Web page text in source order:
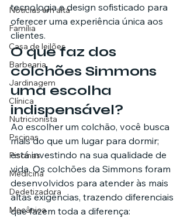
Noticias em alta
Família
Casa de leilões
Barbearia
Jardinagem
Clínica
Nutricionista
Pscinas
Piscinas
Medicina
Dedetizadora
Mecânica
tecnologia e design sofisticado para
oferecer uma experiência única aos
clientes.
O que faz dos
colchões Simmons
uma escolha
indispensável?
Ao escolher um colchão, você busca
mais do que um lugar para dormir;
está investindo na sua qualidade de
vida. Os colchões da Simmons foram
desenvolvidos para atender às mais
altas exigências, trazendo diferenciais
que fazem toda a diferença: